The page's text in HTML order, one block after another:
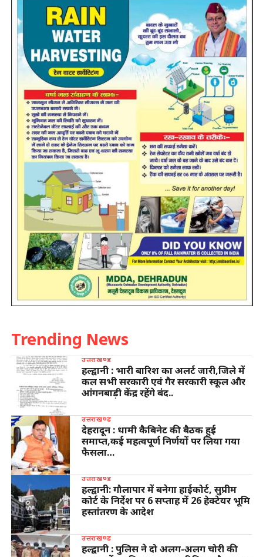
Trending News
उत्तराखण्ड
हल्द्वानी : भारी बारिश का अलर्ट जारी,जिले में
कल सभी सरकारी एवं गैर सरकारी स्कूल और
आंगनबाड़ी केंद्र रहेंगे बंद..
उत्तराखण्ड
देहरादून : धामी कैबिनेट की बैठक हुई
समाप्त,कई महत्वपूर्ण निर्णयों पर लिया गया
फैसला…
उत्तराखण्ड
हल्द्वानी: गौलापार में बनेगा हाईकोर्ट, सुप्रीम
कोर्ट के निर्देश पर 6 सप्ताह में 26 हेक्टेयर भूमि
हस्तांतरण के आदेश
उत्तराखण्ड
हल्द्वानी : पुलिस ने दो अलग-अलग चोरी की